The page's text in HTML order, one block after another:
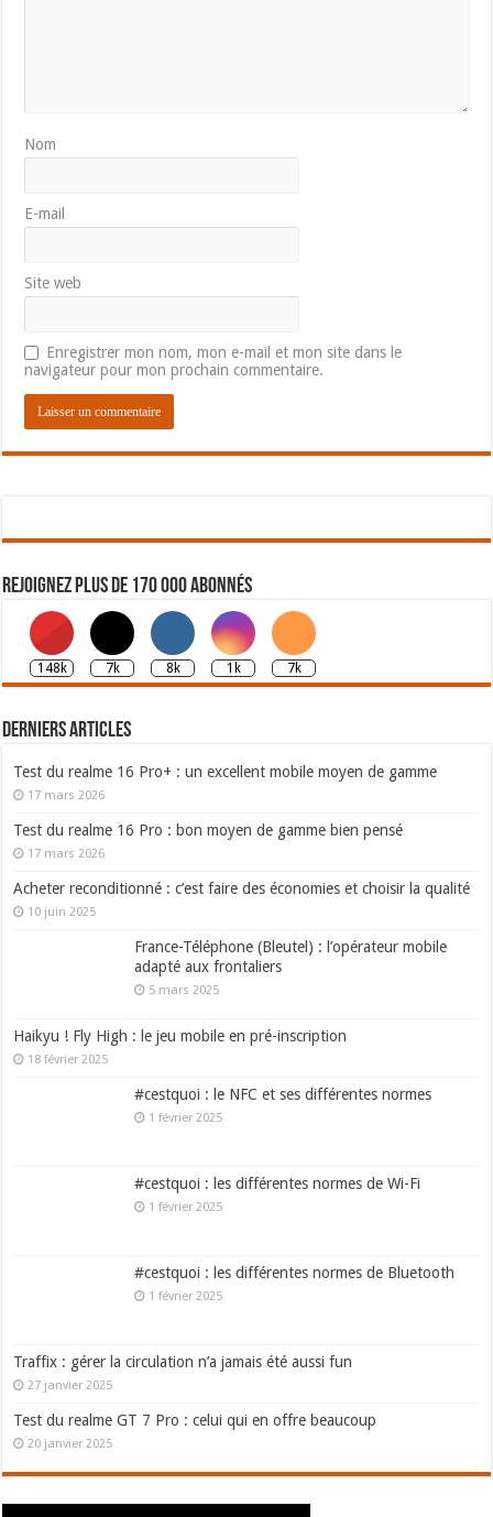
Nom
E-mail
Site web
Enregistrer mon nom, mon e-mail et mon site dans le
navigateur pour mon prochain commentaire.
Rejoignez plus de 170 000 abonnés
148k 7k 8k 1k 7k
Derniers articles
Test du realme 16 Pro+ : un excellent mobile moyen de gamme
17 mars 2026
Test du realme 16 Pro : bon moyen de gamme bien pensé
17 mars 2026
Acheter reconditionné : c’est faire des économies et choisir la qualité
10 juin 2025
France-Téléphone (Bleutel) : l’opérateur mobile
adapté aux frontaliers
5 mars 2025
Haikyu ! Fly High : le jeu mobile en pré-inscription
18 février 2025
#cestquoi : le NFC et ses différentes normes
1 février 2025
#cestquoi : les différentes normes de Wi-Fi
1 février 2025
#cestquoi : les différentes normes de Bluetooth
1 février 2025
Traffix : gérer la circulation n’a jamais été aussi fun
27 janvier 2025
Test du realme GT 7 Pro : celui qui en offre beaucoup
20 janvier 2025